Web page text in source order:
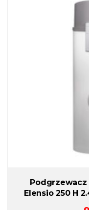
Elensio 250 H